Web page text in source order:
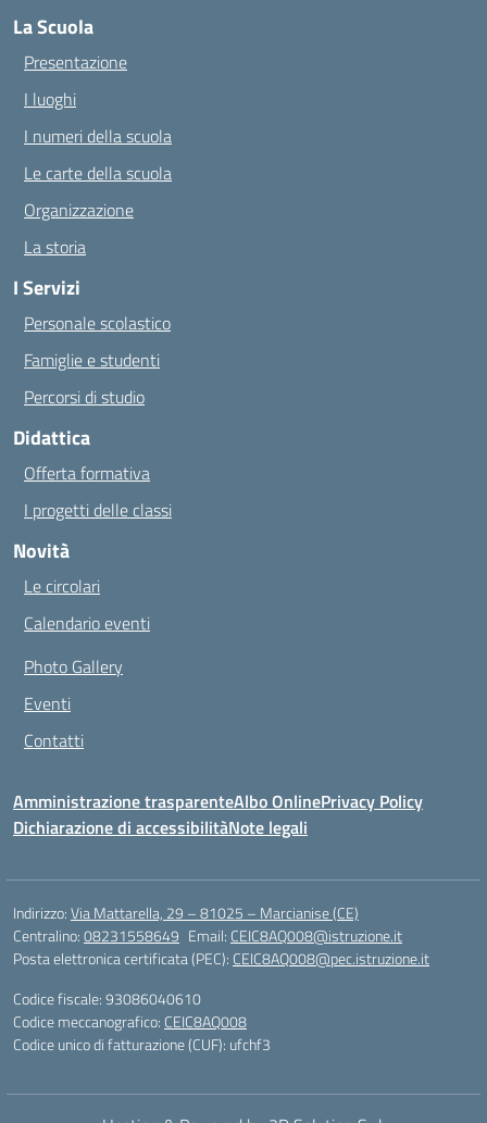
La Scuola
Presentazione
I luoghi
I numeri della scuola
Le carte della scuola
Organizzazione
La storia
I Servizi
Personale scolastico
Famiglie e studenti
Percorsi di studio
Didattica
Offerta formativa
I progetti delle classi
Novità
Le circolari
Calendario eventi
Photo Gallery
Eventi
Contatti
Amministrazione trasparenteAlbo OnlinePrivacy Policy
Dichiarazione di accessibilitàNote legali
Indirizzo:Via Mattarella, 29 – 81025 – Marcianise (CE)
Centralino:08231558649 Email: CEIC8AQ008@istruzione.it
Posta elettronica certificata (PEC): CEIC8AQ008@pec.istruzione.it
Codice fiscale: 93086040610
Codice meccanografico: CEIC8AQ008
Codice unico di fatturazione (CUF): ufchf3